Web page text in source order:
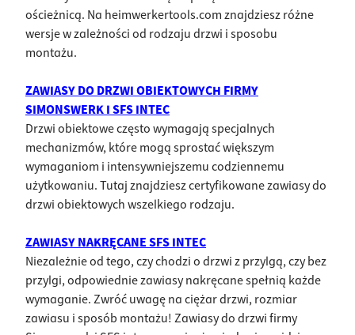
ościeżnicą. Na heimwerkertools.com znajdziesz różne
wersje w zależności od rodzaju drzwi i sposobu
montażu.
ZAWIASY DO DRZWI OBIEKTOWYCH FIRMY
SIMONSWERK I SFS INTEC
Drzwi obiektowe często wymagają specjalnych
mechanizmów, które mogą sprostać większym
wymaganiom i intensywniejszemu codziennemu
użytkowaniu. Tutaj znajdziesz certyfikowane zawiasy do
drzwi obiektowych wszelkiego rodzaju.
ZAWIASY NAKRĘCANE SFS INTEC
Niezależnie od tego, czy chodzi o drzwi z przylgą, czy bez
przylgi, odpowiednie zawiasy nakręcane spełnią każde
wymaganie. Zwróć uwagę na ciężar drzwi, rozmiar
zawiasu i sposób montażu! Zawiasy do drzwi firmy